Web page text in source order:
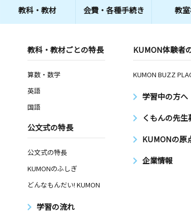
教科・教材 会費・ 各種手続き 教
教科・教材ごとの特長
算数・数学
英語
国語
公文式の特長
公文式の特長
KUMONのふしぎ
どんなもんだい! KUMON
学習の流れ
KUMON体験者
KUMON BUZZ
学習中の方へ
くもんの先生
KUMONの原
企業情報